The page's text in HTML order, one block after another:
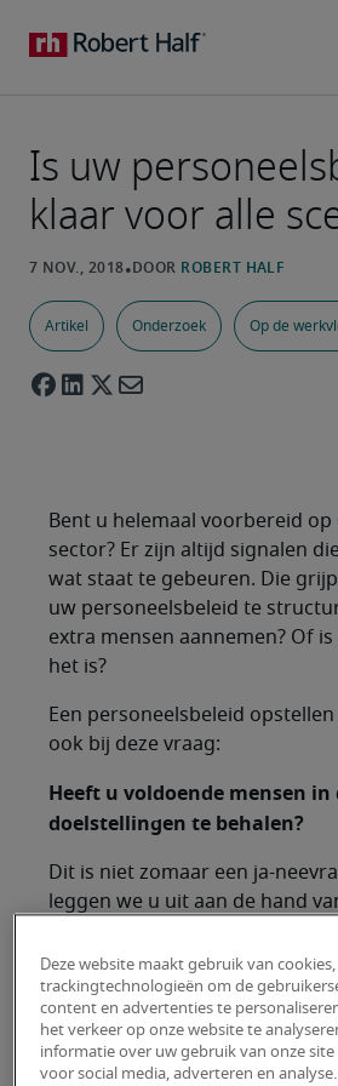
Is uw
klaar voor alle
Artikel Onderzoek Op de
Bent u helemaal voorbereid
sector? Er zijn altijd signalen
wat staat te gebeuren. Die
uw personeelsbeleid te
extra mensen aannemen? Of
het is?
Een personeelsbeleid
ook bij deze vraag:
Heeft u voldoende mensen
doelstellingen te behalen?
Dit is niet zomaar een ja-
leggen we u uit aan de hand
Scenario #1: u
volledig
Deze website maakt gebruik van
trackingtechnologieën om de
content en advertenties te
het verkeer op onze website te
informatie over uw gebruik van onze
voor social media, adverteren en analyse.